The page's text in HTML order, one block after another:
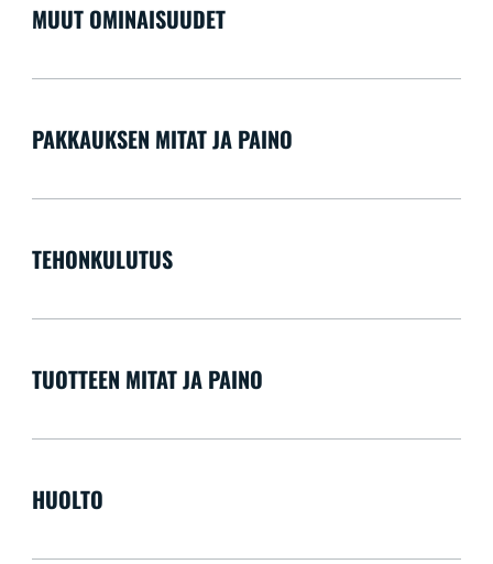
MUUT OMINAISUUDET
PAKKAUKSEN MITAT JA PAINO
TEHONKULUTUS
TUOTTEEN MITAT JA PAINO
HUOLTO